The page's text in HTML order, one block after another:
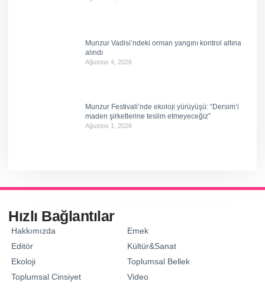
Munzur Vadisi’ndeki orman yangını kontrol altına
alındı
Ağustos 4, 2026
Munzur Festivali’nde ekoloji yürüyüşü: “Dersim’i
maden şirketlerine teslim etmeyeceğiz”
Ağustos 1, 2026
Hızlı Bağlantılar
Hakkımızda
Editör
Ekoloji
Toplumsal Cinsiyet
Emek
Kültür&Sanat
Toplumsal Bellek
Video